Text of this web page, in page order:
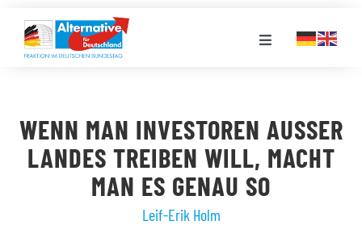
Inhalt
springen
Toggle
LANDESGRUPPEN
VERANSTALTUNGEN
WENN MAN INVESTOREN AUSSER L
ANDES TREIBEN WILL, MACHT M
AN ES GENAU SO
Leif-Erik Holm